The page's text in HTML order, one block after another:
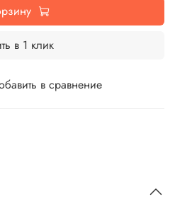
в сравнение
в 1 клик